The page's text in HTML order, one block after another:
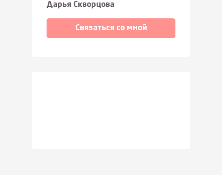
Дарья Скворцова
Связаться со мной